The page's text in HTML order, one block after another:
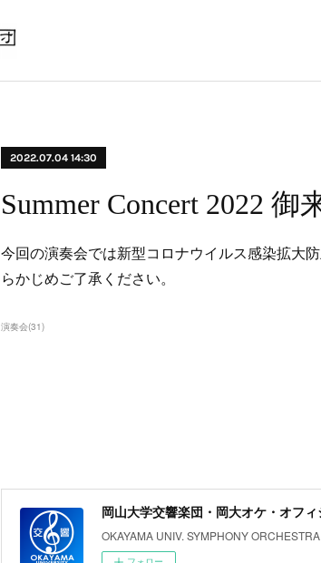
2022.07.04 14:30
Summer Concert 2022
今回の演奏会では新型コロナウイルス感染拡大
らかじめご了承ください。
演奏会(31)
岡山大学交響楽団・岡大オケ・オフ
OKAYAMA UNIV. SYMPHONY